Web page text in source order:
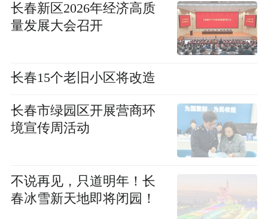
长春新区2026年经济高质
量发展大会召开
长春15个老旧小区将改造
长春市绿园区开展营商环
境宣传周活动
不说再见，只道明年！长
春冰雪新天地即将闭园！